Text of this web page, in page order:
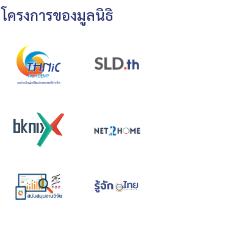
โครงการของมูลนิธิ